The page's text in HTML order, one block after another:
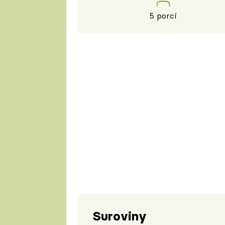
5 porcí
Suroviny